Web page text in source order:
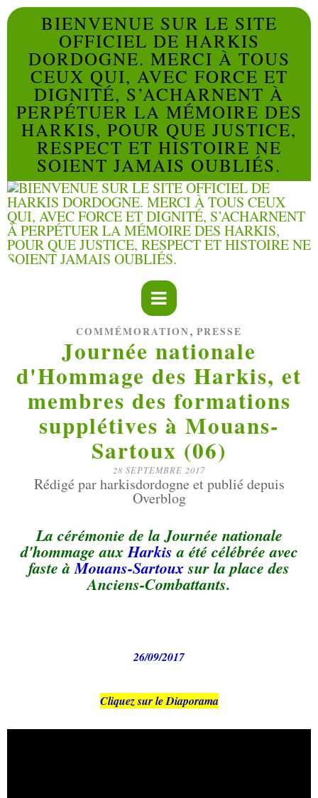
BIENVENUE SUR LE SITE
OFFICIEL DE HARKIS
DORDOGNE. MERCI À TOUS
CEUX QUI, AVEC FORCE ET
DIGNITÉ, S’ACHARNENT À
PERPÉTUER LA MÉMOIRE DES
HARKIS, POUR QUE JUSTICE,
RESPECT ET HISTOIRE NE
SOIENT JAMAIS OUBLIÉS.
COMMÉMORATION, PRESSE
Journée nationale
d'Hommage des Harkis, et
membres des formations
supplétives à Mouans-
Sartoux (06)
28 SEPTEMBRE 2017
Rédigé par harkisdordogne et publié depuis
Overblog
La cérémonie de la Journée nationale
d'hommage auxHarkisa été célébrée avec
faste àMouans-Sartouxsur la place des
Anciens-Combattants.
26/09/2017
Cliquez sur le Diaporama